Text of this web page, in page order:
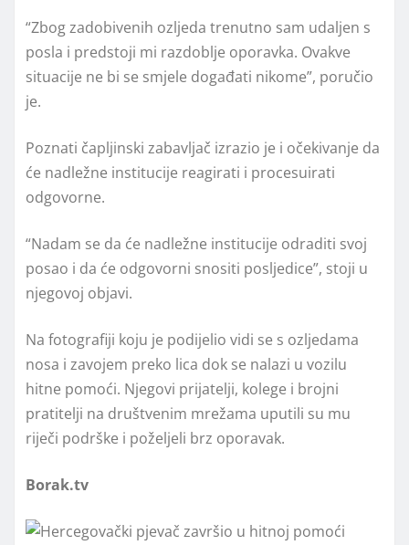
“Zbog zadobivenih ozljeda trenutno sam udaljen s
posla i predstoji mi razdoblje oporavka. Ovakve
situacije ne bi se smjele događati nikome”, poručio
je.
Poznati čapljinski zabavljač izrazio je i očekivanje da
će nadležne institucije reagirati i procesuirati
odgovorne.
“Nadam se da će nadležne institucije odraditi svoj
posao i da će odgovorni snositi posljedice”, stoji u
njegovoj objavi.
Na fotografiji koju je podijelio vidi se s ozljedama
nosa i zavojem preko lica dok se nalazi u vozilu
hitne pomoći. Njegovi prijatelji, kolege i brojni
pratitelji na društvenim mrežama uputili su mu
riječi podrške i poželjeli brz oporavak.
Borak.tv